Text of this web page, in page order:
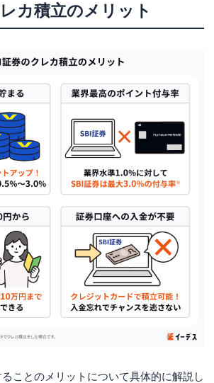
カ積立のメリット
ことのメリットについて具体的に解説し